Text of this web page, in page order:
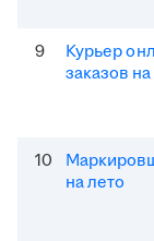
9
Курьер
заказов
10
на лето